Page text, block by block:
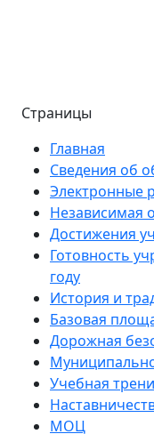
Страницы
Главная
Сведения об
Электронные
Независимая
Достижения
Готовность
году
История и
Базовая
Дорожная
Учебная
МОЦ